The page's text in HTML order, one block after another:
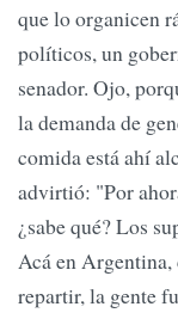
que lo organicen
políticos, un
senador. Ojo,
la demanda de
comida está ahí
advirtió: "Por
¿sabe qué? Los
Acá en Argentina,
repartir, la gente